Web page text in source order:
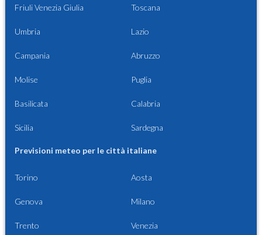
Friuli Venezia Giulia Toscana
Umbria Lazio
Campania Abruzzo
Molise Puglia
Basilicata Calabria
Sicilia Sardegna
Previsioni meteo per le città italiane
Torino Aosta
Genova Milano
Trento Venezia